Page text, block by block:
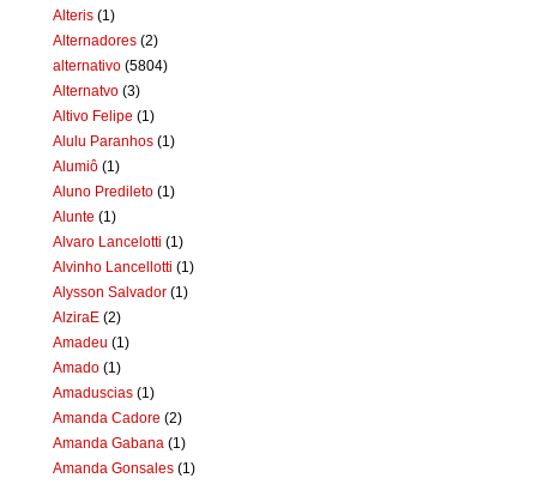
Alteris (1)
Alternadores (2)
alternativo (5804)
Alternatvo (3)
Altivo Felipe (1)
Alulu Paranhos (1)
Alumiô (1)
Aluno Predileto (1)
Alunte (1)
Alvaro Lancelotti (1)
Alvinho Lancellotti (1)
Alysson Salvador (1)
AlziraE (2)
Amadeu (1)
Amado (1)
Amaduscias (1)
Amanda Cadore (2)
Amanda Gabana (1)
Amanda Gonsales (1)